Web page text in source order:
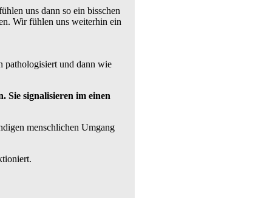
uns dann so ein bisschen
Wir fühlen uns weiterhin ein
pathologisiert und dann wie
Sie signalisieren im einen
menschlichen Umgang